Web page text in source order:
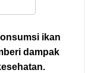
ikan
dampak